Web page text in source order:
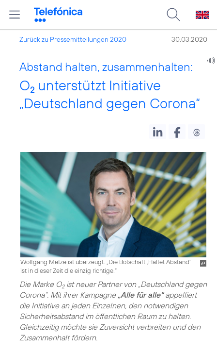
Zurück zu Pressemitteilungen 2020 30.03.2020
Abstand halten, zusammenhalten:
O2 unterstützt Initiative
„Deutschland gegen Corona“
Wolfgang Metze ist überzeugt: „Die Botschaft ‚Haltet Abstand‘
ist in dieser Zeit die einzig richtige.“
Die Marke O2ist neuer Partner von „Deutschland gegen
Corona“. Mit ihrer Kampagne „Alle für alle“appelliert
die Initiative an jeden Einzelnen, den notwendigen
Sicherheitsabstand im öffentlichen Raum zu halten.
Gleichzeitig möchte sie Zuversicht verbreiten und den
Zusammenhalt fördern.